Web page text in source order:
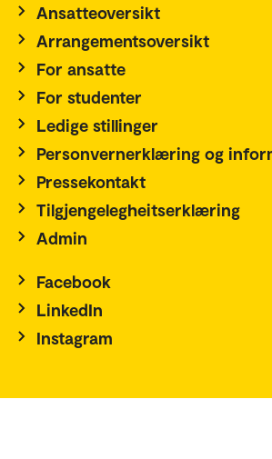
Ansatteoversikt
Arrangementsoversikt
For ansatte
For studenter
Ledige stillinger
Personvernerklæring og
Pressekontakt
Tilgjengelegheitserklæring
Admin
Facebook
LinkedIn
Instagram